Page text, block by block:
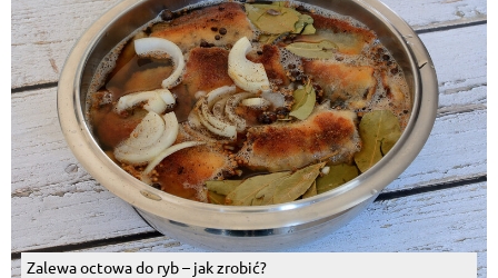
Zalewa octowa do ryb – jak zrobić?